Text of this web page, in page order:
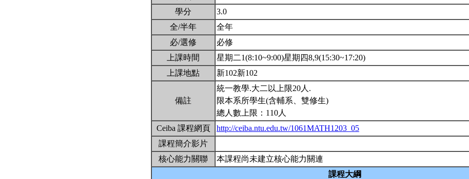
學分
3.0
全/半年
全年
必/選修
必修
上課時間
星期二1(8:10~9:00)星期四8,9(15:30~17:20)
上課地點
新102新102
備註
統一教學.大二以上限20人.
限本系所學生(含輔系、雙修生)
總人數上限：110人
Ceiba 課程網頁
http://ceiba.ntu.edu.tw/1061MATH1203_05
課程簡介影片
核心能力關聯
本課程尚未建立核心能力關連
課程大綱